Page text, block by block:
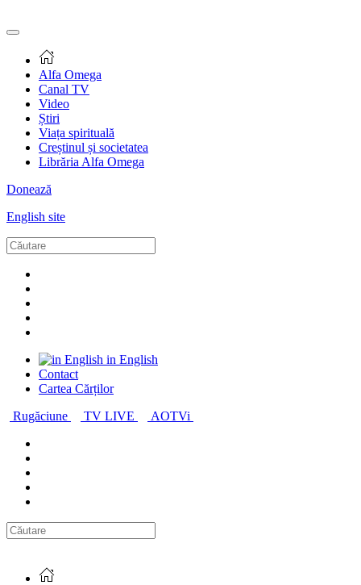
Alfa Omega
Canal TV
Video
Știri
Viața spirituală
Creștinul și societatea
Librăria Alfa Omega
Donează
English site
in English
Contact
Cartea Cărților
Rugăciune
TV LIVE AOTVi